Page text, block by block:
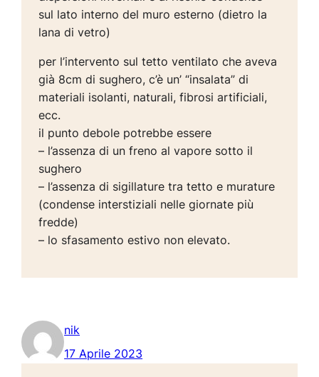
sul lato interno del muro esterno (dietro la
lana di vetro)
per l’intervento sul tetto ventilato che aveva
già 8cm di sughero, c’è un’ “insalata” di
materiali isolanti, naturali, fibrosi artificiali,
ecc.
il punto debole potrebbe essere
– l’assenza di un freno al vapore sotto il
sughero
– l’assenza di sigillature tra tetto e murature
(condense interstiziali nelle giornate più
fredde)
– lo sfasamento estivo non elevato.
nik
17 Aprile 2023